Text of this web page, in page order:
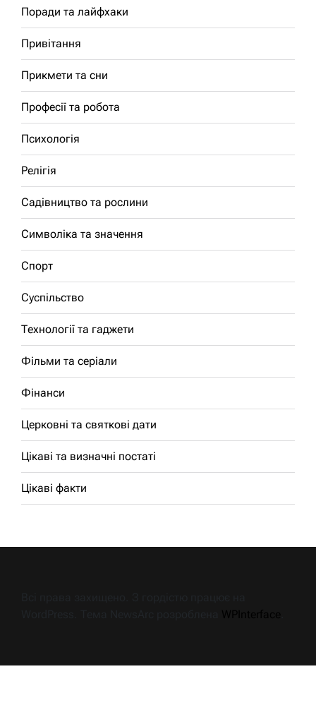
Поради та лайфхаки
Привітання
Прикмети та сни
Професії та робота
Психологія
Релігія
Садівництво та рослини
Символіка та значення
Спорт
Суспільство
Технології та гаджети
Фільми та серіали
Фінанси
Церковні та святкові дати
Цікаві та визначні постаті
Цікаві факти